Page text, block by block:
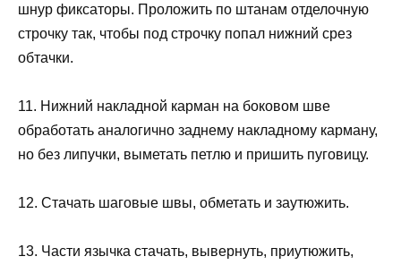
шнур фиксаторы. Проложить по штанам отделочную
строчку так, чтобы под строчку попал нижний срез
обтачки.
11. Нижний накладной карман на боковом шве
обработать аналогично заднему накладному карману,
но без липучки, выметать петлю и пришить пуговицу.
12. Стачать шаговые швы, обметать и заутюжить.
13. Части язычка стачать, вывернуть, приутюжить,